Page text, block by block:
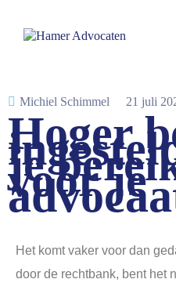
Michiel Schimmel 21 juli
Hoger
je
voor je
Het komt vaker voor dan
door de rechtbank, bent het